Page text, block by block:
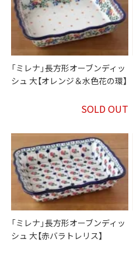
「ミレナ」長方形オーブンディッ
シュ 大【オレンジ＆水色花の環】
SOLD OUT
「ミレナ」長方形オーブンディッ
シュ 大【赤バラトレリス】